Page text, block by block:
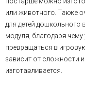
или животного. Также
для детей дошкольного
модуля, благодаря
превращаться в
зависит от сложности
изготавливается.